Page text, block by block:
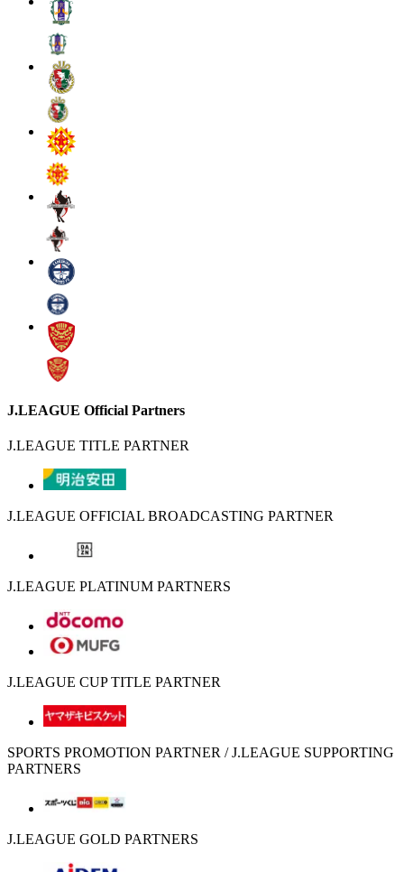
J.LEAGUE Official Partners
J.LEAGUE TITLE PARTNER
J.LEAGUE OFFICIAL BROADCASTING PARTNER
J.LEAGUE PLATINUM PARTNERS
J.LEAGUE CUP TITLE PARTNER
SPORTS PROMOTION PARTNER / J.LEAGUE SUPPORTING
PARTNERS
J.LEAGUE GOLD PARTNERS